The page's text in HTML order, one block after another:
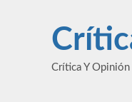
contenido
Crítica Y